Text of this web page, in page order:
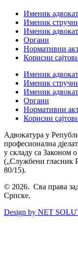
Именик
Именик
Именик
Органи
Нормативни
Корисни
Именик
Именик
Именик
Органи
Нормативни
Корисни
Адвокатура у
професионална
у складу са Законом
(„Службени гласник
80/15).
© 2026. Сва права
Српске.
Design by NET